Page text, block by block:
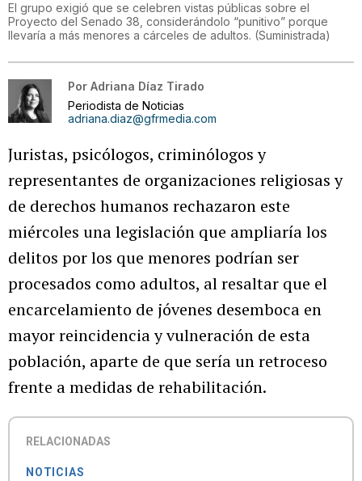
El grupo exigió que se celebren vistas públicas sobre el
Proyecto del Senado 38, considerándolo “punitivo” porque
llevaría a más menores a cárceles de adultos. (Suministrada)
Por Adriana Díaz Tirado
Periodista de Noticias
adriana.diaz@gfrmedia.com
Juristas, psicólogos, criminólogos y
representantes de organizaciones religiosas y
de derechos humanos rechazaron este
miércoles una legislación que ampliaría los
delitos por los que menores podrían ser
procesados como adultos, al resaltar que el
encarcelamiento de jóvenes desemboca en
mayor reincidencia y vulneración de esta
población, aparte de que sería un retroceso
frente a medidas de rehabilitación.
RELACIONADAS
NOTICIAS